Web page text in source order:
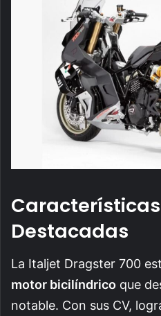
Destacadas
La Italjet Dragster 700
motor bicilíndrico que
notable. Con sus CV,